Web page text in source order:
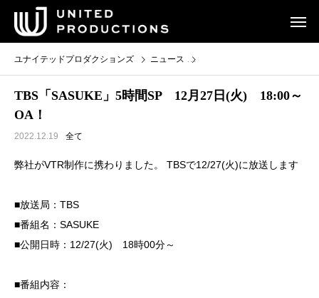
ユナイテッドプロダクションズ ニュース
TBS「SASUKE」5時間SP 12月27日(火) 18:00～
OA！
2022.12.19 全て
弊社がVTR制作に携わりました。 TBSで12/27(火)に放送します
■放送局：TBS
■番組名：SASUKE
■公開日時：12/27(火) 18時00分～
■番組内容：